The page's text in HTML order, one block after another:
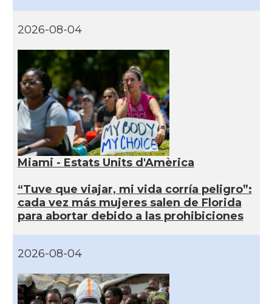
2026-08-04
Miami - Estats Units d'Amèrica
“Tuve que viajar, mi vida corría peligro”:
cada vez más mujeres salen de Florida
para abortar debido a las prohibiciones
2026-08-04